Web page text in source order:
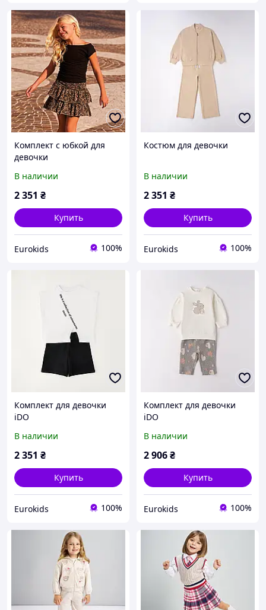
Комплект с юбкой для
девочки
В наличии
2 351 ₴
Купить
Eurokids 100%
Костюм для девочки
В наличии
2 351 ₴
Купить
Eurokids 100%
Комплект для девочки
iDO
В наличии
2 351 ₴
Купить
Eurokids 100%
Комплект для девочки
iDO
В наличии
2 906₴
Купить
Eurokids 100%